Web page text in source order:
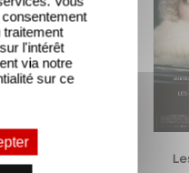
traitement
l'intérêt
via notre
sur ce